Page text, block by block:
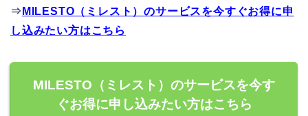
⇒ MILESTO（ミレスト）のサービスを今すぐお得に申
し込みたい方はこちら
MILESTO（ミレスト）のサービスを今す
ぐお得に申し込みたい方はこちら